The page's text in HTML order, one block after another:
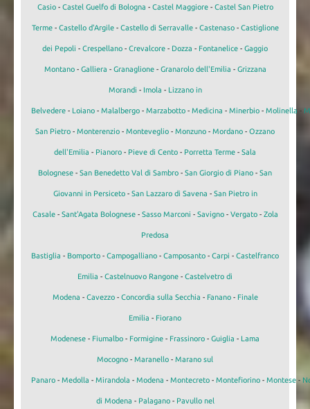
Casio- Castel Guelfo di Bologna - Castel Maggiore- Castel San Pietro
Terme- Castello d'Argile- Castello di Serravalle- Castenaso- Castiglione
dei Pepoli - Crespellano - Crevalcore - Dozza - Fontanelice - Gaggio
Montano- Galliera - Granaglione- Granarolo dell'Emilia - Grizzana
Morandi - Imola - Lizzano in
Belvedere - Loiano - Malalbergo - Marzabotto - Medicina - Minerbio - Molinella -
San Pietro - Monterenzio - Monteveglio - Monzuno - Mordano - Ozzano
dell'Emilia - Pianoro - Pieve di Cento - Porretta Terme - Sala
Bolognese - San Benedetto Val di Sambro - San Giorgio di Piano - San
Giovanni in Persiceto- San Lazzaro di Savena - San Pietro in
Casale- Sant'Agata Bolognese- Sasso Marconi - Savigno- Vergato- Zola
Predosa
Bastiglia - Bomporto - Campogalliano - Camposanto - Carpi - Castelfranco
Emilia - Castelnuovo Rangone - Castelvetro di
Modena - Cavezzo- Concordia sulla Secchia - Fanano- Finale
Emilia - Fiorano
Modenese - Fiumalbo - Formigine - Frassinoro - Guiglia - Lama
Mocogno - Maranello - Marano sul
Panaro - Medolla - Mirandola - Modena - Montecreto - Montefiorino - Montese -
di Modena - Palagano- Pavullo nel